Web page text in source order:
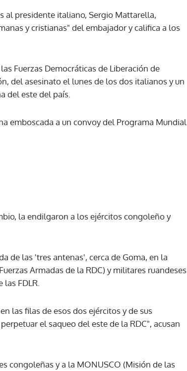
boletín.
ACEPTAR
al presidente italiano, Sergio Mattarella,
y cristianas" del embajador y califica a los
Fuerzas Democráticas de Liberación de
del asesinato el lunes de los dos italianos y un
del este del país.
emboscada a un convoy del Programa Mundial
la endilgaron a los ejércitos congoleño y
de las 'tres antenas', cerca de Goma, en la
Armadas de la RDC) y militares ruandeses
FDLR.
las filas de esos dos ejércitos y de sus
el saqueo del este de la RDC", acusan
congoleñas y a la MONUSCO (Misión de las